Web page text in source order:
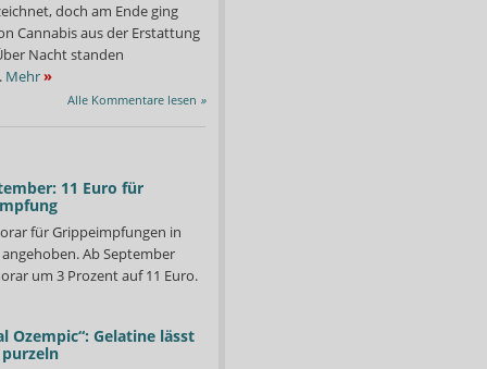
doch am Ende ging
Cannabis aus der Erstattung
Nacht standen
Mehr»
Alle Kommentare lesen »
11 Euro für
für Grippeimpfungen in
Ab September
um 3 Prozent auf 11 Euro.
Ozempic“: Gelatine lässt